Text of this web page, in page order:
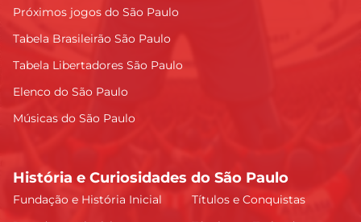
Próximos jogos do São Paulo
Tabela Brasileirão São Paulo
Tabela Libertadores São Paulo
Elenco do São Paulo
Músicas do São Paulo
História e Curiosidades do São Paulo
Fundação e História Inicial
Títulos e Conquistas